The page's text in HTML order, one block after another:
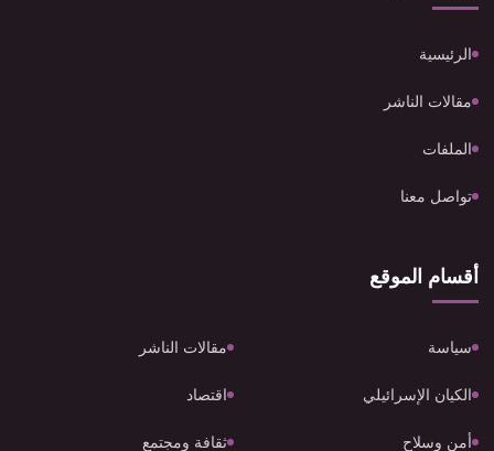
الرئيسية
مقالات الناشر
الملفات
تواصل معنا
أقسام الموقع
سياسة مقالات الناشر
الكيان الإسرائيلي اقتصاد
أمن وسلاح ثقافة ومجتمع